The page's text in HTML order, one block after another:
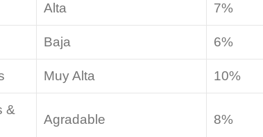
Alta 7%
Baja 6%
Muy Alta 10%
&
Agradable 8%